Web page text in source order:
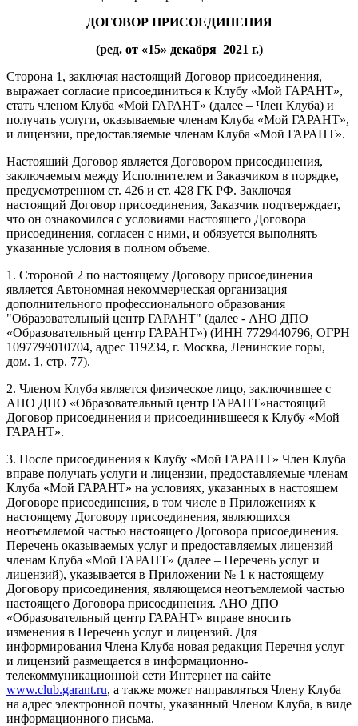
ДОГОВОР ПРИСОЕДИНЕНИЯ
(ред. от «15» декабря 2021 г.)
Сторона 1, заключая настоящий Договор присоединения,
выражает согласие присоединиться к Клубу «Мой ГАРАНТ»,
стать членом Клуба «Мой ГАРАНТ» (далее – Член Клуба) и
получать услуги, оказываемые членам Клуба «Мой ГАРАНТ»,
и лицензии, предоставляемые членам Клуба «Мой ГАРАНТ».
Настоящий Договор является Договором присоединения,
заключаемым между Исполнителем и Заказчиком в порядке,
предусмотренном ст. 426 и ст. 428 ГК РФ. Заключая
настоящий Договор присоединения, Заказчик подтверждает,
что он ознакомился с условиями настоящего Договора
присоединения, согласен с ними, и обязуется выполнять
указанные условия в полном объеме.
1. Стороной 2 по настоящему Договору присоединения
является Автономная некоммерческая организация
дополнительного профессионального образования
"Образовательный центр ГАРАНТ" (далее - АНО ДПО
«Образовательный центр ГАРАНТ») (ИНН 7729440796, ОГРН
1097799010704, адрес 119234, г. Москва, Ленинские горы,
дом. 1, стр. 77).
2. Членом Клуба является физическое лицо, заключившее с
АНО ДПО «Образовательный центр ГАРАНТ»настоящий
Договор присоединения и присоединившееся к Клубу «Мой
ГАРАНТ».
3. После присоединения к Клубу «Мой ГАРАНТ» Член Клуба
вправе получать услуги и лицензии, предоставляемые членам
Клуба «Мой ГАРАНТ» на условиях, указанных в настоящем
Договоре присоединения, в том числе в Приложениях к
настоящему Договору присоединения, являющихся
неотъемлемой частью настоящего Договора присоединения.
Перечень оказываемых услуг и предоставляемых лицензий
членам Клуба «Мой ГАРАНТ» (далее – Перечень услуг и
лицензий), указывается в Приложении № 1 к настоящему
Договору присоединения, являющемся неотъемлемой частью
настоящего Договора присоединения. АНО ДПО
«Образовательный центр ГАРАНТ» вправе вносить
изменения в Перечень услуг и лицензий. Для
информирования Члена Клуба новая редакция Перечня услуг
и лицензий размещается в информационно-
телекоммуникационной сети Интернет на сайте
www.club.garant.ru, а также может направляться Члену Клуба
на адрес электронной почты, указанный Членом Клуба, в виде
информационного письма.